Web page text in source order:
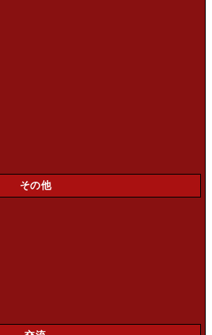
その他